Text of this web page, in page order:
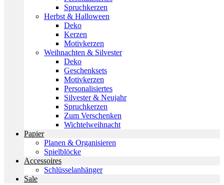
Spruchkerzen
Herbst & Halloween
Deko
Kerzen
Motivkerzen
Weihnachten & Silvester
Deko
Geschenksets
Motivkerzen
Personalisiertes
Silvester & Neujahr
Spruchkerzen
Zum Verschenken
Wichtelweihnacht
Papier
Planen & Organisieren
Spielblöcke
Accessoires
Schlüsselanhänger
Sale